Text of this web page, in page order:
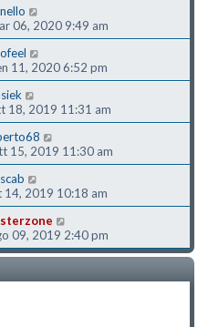
06, 2020 9:49 am
11, 2020 6:52 pm
18, 2019 11:31 am
15, 2019 11:30 am
14, 2019 10:18 am
09, 2019 2:40 pm